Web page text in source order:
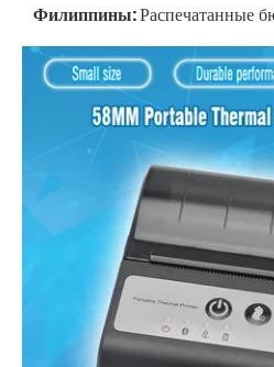
Филиппины:Распечатанные